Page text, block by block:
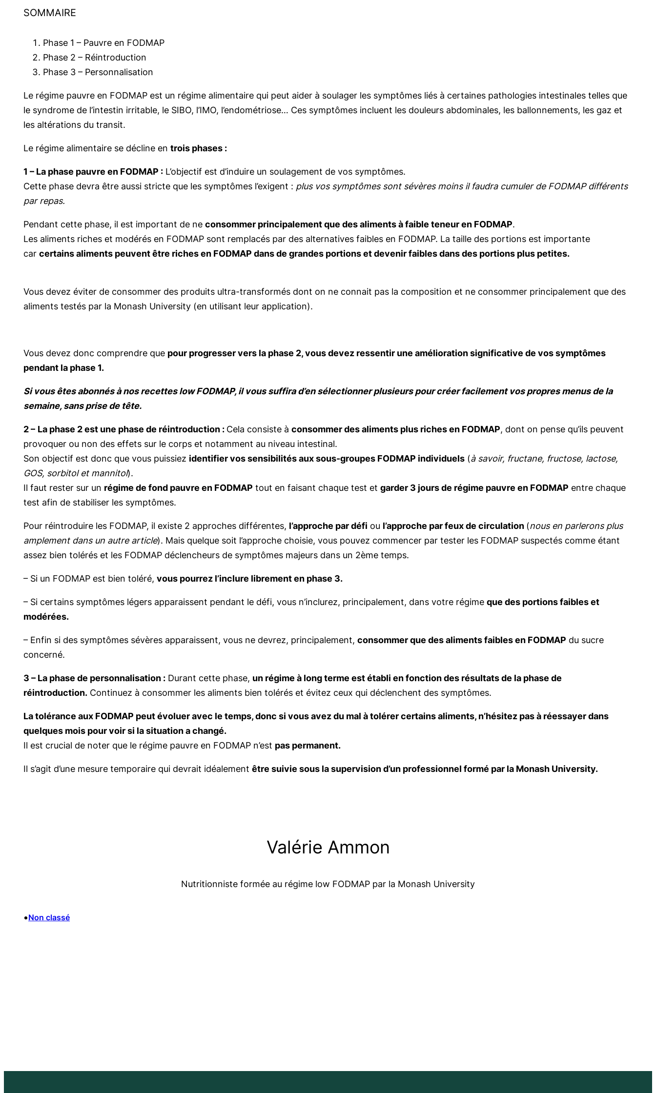
SOMMAIRE
Phase 1 – Pauvre en FODMAP
Phase 2 – Réintroduction
Phase 3 – Personnalisation
Le régime pauvre en FODMAP est un régime alimentaire qui peut aider à soulager les symptômes liés à certaines pathologies intestinales telles que
le syndrome de l’intestin irritable, le SIBO, l’IMO, l’endométriose… Ces symptômes incluent les douleurs abdominales, les ballonnements, les gaz et
les altérations du transit.
Le régime alimentaire se décline en trois phases :
1 – La phase pauvre en FODMAP : L’objectif est d’induire un soulagement de vos symptômes.
Cette phase devra être aussi stricte que les symptômes l’exigent : plus vos symptômes sont sévères moins il faudra cumuler de FODMAP différents
par repas.
Pendant cette phase, il est important de ne consommer principalement que des aliments à faible teneur en FODMAP.
Les aliments riches et modérés en FODMAP sont remplacés par des alternatives faibles en FODMAP. La taille des portions est importante
car certains aliments peuvent être riches en FODMAP dans de grandes portions et devenir faibles dans des portions plus petites.
Vous devez éviter de consommer des produits ultra-transformés dont on ne connait pas la composition et ne consommer principalement que des
aliments testés par la Monash University (en utilisant leur application).
Vous devez donc comprendre que pour progresser vers la phase 2, vous devez ressentir une amélioration significative de vos symptômes
pendant la phase 1.
Si vous êtes abonnés à nos recettes low FODMAP, il vous suffira d’en sélectionner plusieurs pour créer facilement vos propres menus de la
semaine, sans prise de tête.
2 – La phase 2 est une phase de réintroduction : Cela consiste à consommer des aliments plus riches en FODMAP, dont on pense qu’ils peuvent
provoquer ou non des effets sur le corps et notamment au niveau intestinal.
Son objectif est donc que vous puissiez identifier vos sensibilités aux sous-groupes FODMAP individuels (à savoir, fructane, fructose, lactose,
GOS, sorbitol et mannitol).
Il faut rester sur un régime de fond pauvre en FODMAP tout en faisant chaque test et garder 3 jours de régime pauvre en FODMAP entre chaque
test afin de stabiliser les symptômes.
Pour réintroduire les FODMAP, il existe 2 approches différentes, l’approche par défi ou l’approche par feux de circulation (nous en parlerons plus
amplement dans un autre article). Mais quelque soit l’approche choisie, vous pouvez commencer par tester les FODMAP suspectés comme étant
assez bien tolérés et les FODMAP déclencheurs de symptômes majeurs dans un 2ème temps.
– Si un FODMAP est bien toléré, vous pourrez l’inclure librement en phase 3.
– Si certains symptômes légers apparaissent pendant le défi, vous n’inclurez, principalement, dans votre régime que des portions faibles et
modérées.
– Enfin si des symptômes sévères apparaissent, vous ne devrez, principalement, consommer que des aliments faibles en FODMAP du sucre
concerné.
3 – La phase de personnalisation : Durant cette phase, un régime à long terme est établi en fonction des résultats de la phase de
réintroduction. Continuez à consommer les aliments bien tolérés et évitez ceux qui déclenchent des symptômes.
La tolérance aux FODMAP peut évoluer avec le temps, donc si vous avez du mal à tolérer certains aliments, n’hésitez pas à réessayer dans
quelques mois pour voir si la situation a changé.
Il est crucial de noter que le régime pauvre en FODMAP n’est pas permanent.
Il s’agit d’une mesure temporaire qui devrait idéalement être suivie sous la supervision d’un professionnel formé par la Monash University.
Valérie Ammon
Nutritionniste formée au régime low FODMAP par la Monash University
•Non classé